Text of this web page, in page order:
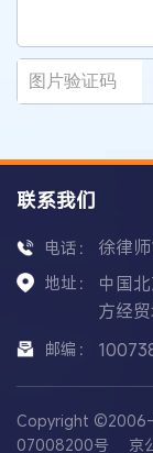
联系我们
电话： 徐律
地址：
中国
方经
邮编：
Copyright ©2006-
07008200号
京